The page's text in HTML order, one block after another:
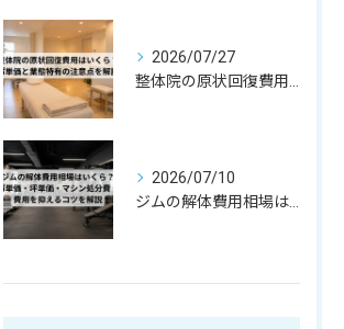
2026/07/27
整体院の原状回復費用はいくら？坪単価・㎡単価と業態特有の注意点を解説
2026/07/10
ジムの解体費用相場はいくら？㎡単価・坪単価・マシン処分費・費用を抑えるコツを解説